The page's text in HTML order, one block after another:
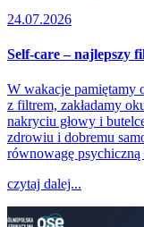
24.07.2026
Self-care – najlepszy
W wakacje pamiętamy
z filtrem, zakładamy
nakryciu głowy i
zdrowiu i dobremu
równowagę
czytaj dalej...